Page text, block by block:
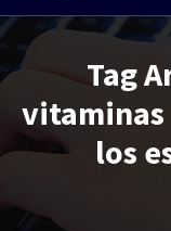
Tag
los